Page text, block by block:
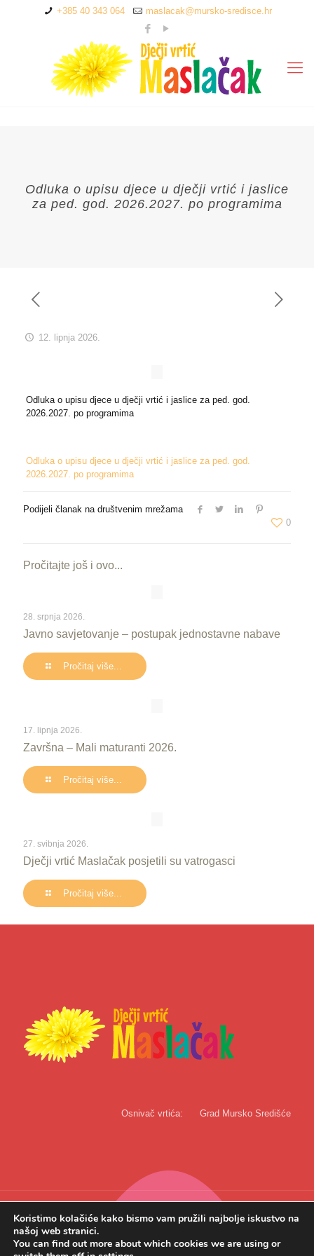
+385 40 343 064 maslacak@mursko-sredisce.hr
Odluka o upisu djece u dječji vrtić i jaslice
za ped. god. 2026.2027. po programima
12. lipnja 2026.
Odluka o upisu djece u dječji vrtić i jaslice za ped. god.
2026.2027. po programima
Odluka o upisu djece u dječji vrtić i jaslice za ped. god.
2026.2027. po programima
Podijeli članak na društvenim mrežama
0
Pročitajte još i ovo...
28. srpnja 2026.
Javno savjetovanje – postupak jednostavne nabave
Pročitaj više...
17. lipnja 2026.
Završna – Mali maturanti 2026.
Pročitaj više...
27. svibnja 2026.
Dječji vrtić Maslačak posjetili su vatrogasci
Pročitaj više...
Osnivač vrtića: Grad Mursko Središće
Copyright © 2022. Dječji vrtić Maslačak | Web rješenje: InTeh
Koristimo kolačiće kako bismo vam pružili najbolje iskustvo na
našoj web stranici.
You can find out more about which cookies we are using or